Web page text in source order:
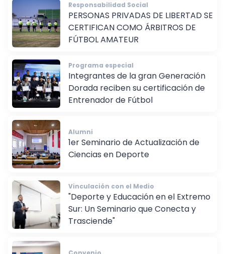
Responsabilidad Social
PERSONAS PRIVADAS DE LIBERTAD SE
CERTIFICAN COMO ÁRBITROS DE
Programa especial
Integrantes de la gran Generación
Dorada reciben su certificación de
Alumni
1er Seminario de Actualización de
Ciencias en Deporte
Vinculación con el Medio
"Deporte y Educación en el Extremo
Sur: Un Seminario que Conecta y